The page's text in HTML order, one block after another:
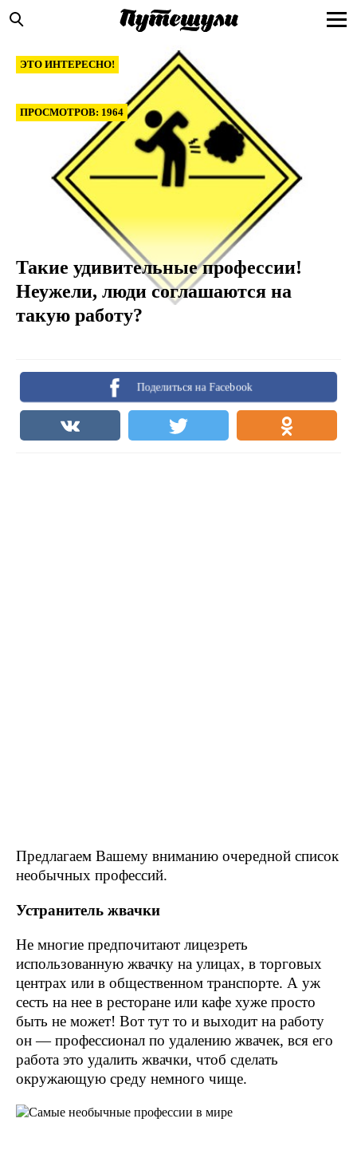
ЭТО ИНТЕРЕСНО!
ПРОСМОТРОВ: 1964
Такие удивительные профессии!
Неужели, люди соглашаются на
такую работу?
Поделиться на Facebook
Предлагаем Вашему вниманию очередной список
необычных профессий.
Устранитель жвачки
Не многие предпочитают лицезреть
использованную жвачку на улицах, в торговых
центрах или в общественном транспорте. А уж
сесть на нее в ресторане или кафе хуже просто
быть не может! Вот тут то и выходит на работу
он — профессионал по удалению жвачек, вся его
работа это удалить жвачки, чтоб сделать
окружающую среду немного чище.